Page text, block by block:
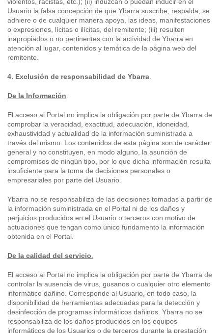
violentos, racistas, etc.); (ii) induzcan o puedan inducir en el
Usuario la falsa concepción de que Ybarra suscribe, respalda, se
adhiere o de cualquier manera apoya, las ideas, manifestaciones
o expresiones, lícitas o ilícitas, del remitente; (iii) resulten
inapropiados o no pertinentes con la actividad de Ybarra en
atención al lugar, contenidos y temática de la página web del
remitente.
4. Exclusión de responsabilidad de Ybarra.
De la Información.
El acceso al Portal no implica la obligación por parte de Ybarra de
comprobar la veracidad, exactitud, adecuación, idoneidad,
exhaustividad y actualidad de la información suministrada a
través del mismo. Los contenidos de esta página son de carácter
general y no constituyen, en modo alguno, la asunción de
compromisos de ningún tipo, por lo que dicha información resulta
insuficiente para la toma de decisiones personales o
empresariales por parte del Usuario.
Ybarra no se responsabiliza de las decisiones tomadas a partir de
la información suministrada en el Portal ni de los daños y
perjuicios producidos en el Usuario o terceros con motivo de
actuaciones que tengan como único fundamento la información
obtenida en el Portal.
De la calidad del servicio.
El acceso al Portal no implica la obligación por parte de Ybarra de
controlar la ausencia de virus, gusanos o cualquier otro elemento
informático dañino. Corresponde al Usuario, en todo caso, la
disponibilidad de herramientas adecuadas para la detección y
desinfección de programas informáticos dañinos. Ybarra no se
responsabiliza de los daños producidos en los equipos
informáticos de los Usuarios o de terceros durante la prestación